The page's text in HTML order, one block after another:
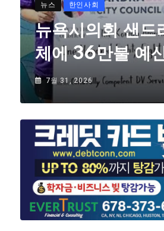
뉴스 한인사회
뉴욕시의회 샌드
체에 36만불 예
7월 31, 2026